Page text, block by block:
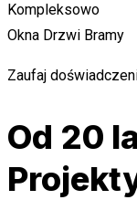
Kompleksowo
Okna Drzwi Bramy
Zaufaj
Od 20